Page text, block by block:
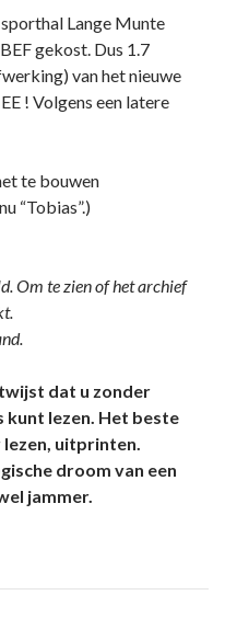
Lange Munte
gekost. Dus 1.7
van het nieuwe
! Volgens een latere
te bouwen
“Tobias”.)
Om te zien of het archief
dat u zonder
kunt lezen. Het beste
uitprinten.
droom van een
jammer.